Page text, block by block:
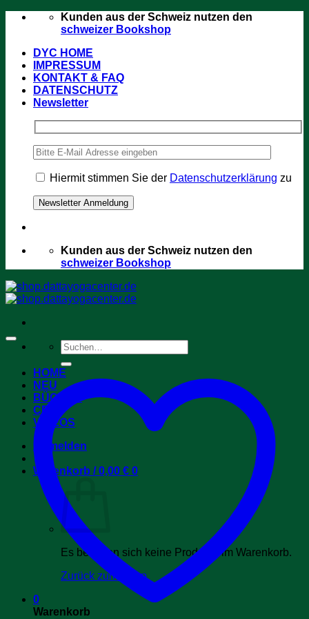
Zum
Kunden aus der Schweiz nutzen den
schweizer Bookshop
DYC HOME
IMPRESSUM
KONTAKT & FAQ
DATENSCHUTZ
Newsletter
Hiermit stimmen Sie der Datenschutzerklärung zu
Kunden aus der Schweiz nutzen den
schweizer Bookshop
Suchen
nach:
HOME
NEU
BÜCHER
CDs
VIDEOS
Anmelden
Warenkorb /0,00 € 0
Es befinden sich keine Produkte im Warenkorb.
Zurück zum Shop
0
Warenkorb